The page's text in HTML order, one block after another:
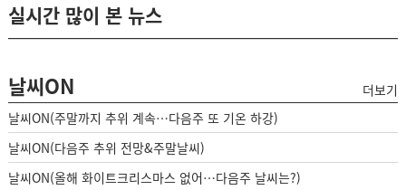
실시간 많이 본 뉴스
날씨ON
더보기
날씨ON(주말까지 추위 계속…다음주 또 기온 하강)
날씨ON(다음주 추위 전망&주말날씨)
날씨ON(올해 화이트크리스마스 없어…다음주 날씨는?)